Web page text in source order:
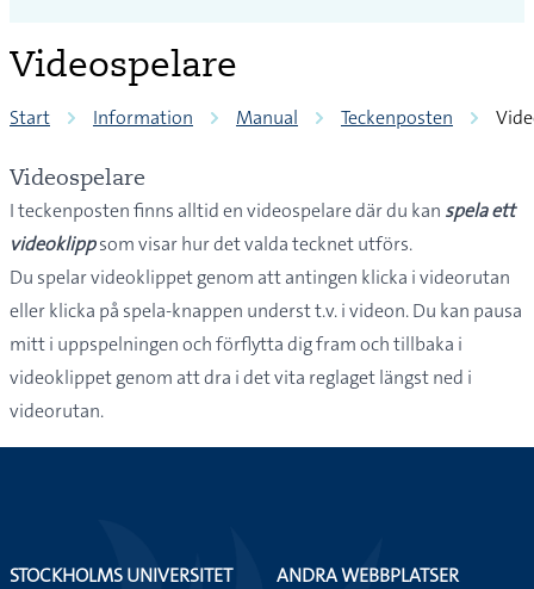
Videospelare
Start Information Manual Teckenposten
Videospelare
I teckenposten finns alltid en videospelare där du kan spela ett
videoklippsom visar hur det valda tecknet utförs.
Du spelar videoklippet genom att antingen klicka i videorutan
eller klicka på spela-knappen underst t.v. i videon. Du kan pausa
mitt i uppspelningen och förflytta dig fram och tillbaka i
videoklippet genom att dra i det vita reglaget längst ned i
videorutan.
STOCKHOLMS UNIVERSITET
ANDRA WEBBPLATSER